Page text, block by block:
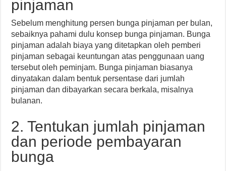
pinjaman
Sebelum menghitung persen bunga pinjaman per bulan,
sebaiknya pahami dulu konsep bunga pinjaman. Bunga
pinjaman adalah biaya yang ditetapkan oleh pemberi
pinjaman sebagai keuntungan atas penggunaan uang
tersebut oleh peminjam. Bunga pinjaman biasanya
dinyatakan dalam bentuk persentase dari jumlah
pinjaman dan dibayarkan secara berkala, misalnya
bulanan.
2. Tentukan jumlah pinjaman
dan periode pembayaran
bunga